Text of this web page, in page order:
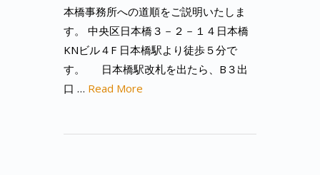
本橋事務所への道順をご説明いたしま
す。 中央区日本橋３－２－１４日本橋
KNビル４F 日本橋駅より徒歩５分で
す。 日本橋駅改札を出たら、B３出
口 … Read More